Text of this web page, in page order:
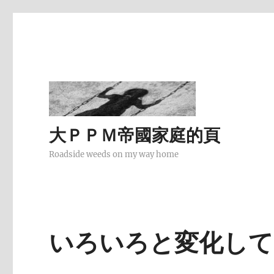
大ＰＰＭ帝國家庭的頁
Roadside weeds on my way home
いろいろと変化し